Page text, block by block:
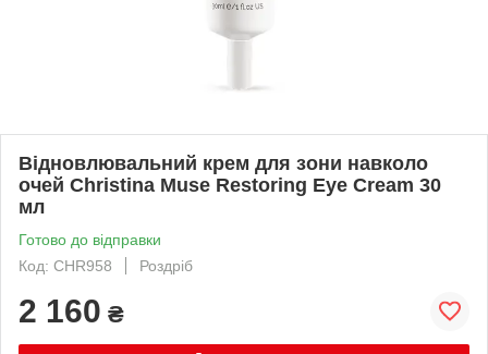
Відновлювальний крем для зони навколо
очей Christina Muse Restoring Eye Cream 30
мл
Готово до відправки
Код: CHR958
Роздріб
2 160 ₴